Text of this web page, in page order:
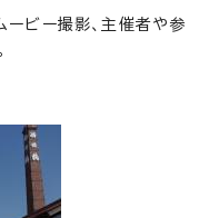
ービー撮影、主催者や参